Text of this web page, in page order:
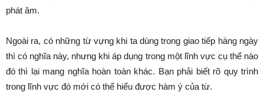
phát âm.
Ngoài ra, có những từ vựng khi ta dùng trong giao tiếp hàng ngày
thì có nghĩa này, nhưng khi áp dụng trong một lĩnh vực cụ thể nào
đó thì lại mang nghĩa hoàn toàn khác. Bạn phải biết rõ quy trình
trong lĩnh vực đó mới có thể hiểu được hàm ý của từ.